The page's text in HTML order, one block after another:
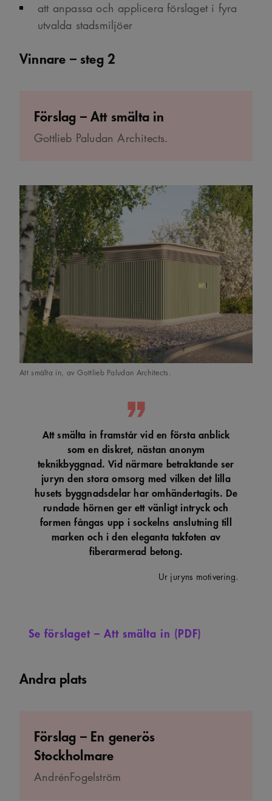
att anpassa och applicera förslaget i fyra
utvalda stadsmiljöer
Vinnare – steg 2
Förslag – Att smälta in
Gottlieb Paludan Architects.
Att smälta in, av Gottlieb Paludan Architects.
Att smälta in framstår vid en första anblick
som en diskret, nästan anonym
teknikbyggnad. Vid närmare betraktande ser
juryn den stora omsorg med vilken det lilla
husets byggnadsdelar har omhändertagits. De
rundade hörnen ger ett vänligt intryck och
formen fångas upp i sockelns anslutning till
marken och i den eleganta takfoten av
fiberarmerad betong.
Ur juryns motivering.
Se förslaget – Att smälta in (PDF)
Andra plats
Förslag – En generös
Stockholmare
AndrénFogelström